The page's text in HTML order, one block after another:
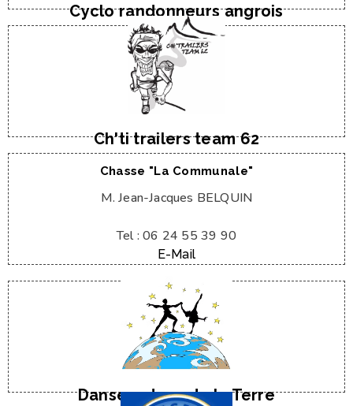
Cyclo randonneurs angrois
Ch'ti trailers team 62
Tel : 06 28 37 58 84
E-Mail
Web / Facebook
Chasse "La Communale"
M. Jean-Jacques BELQUIN
Tel : 06 24 55 39 90
E-Mail
Danse autour de la Terre
Cours de danse dès 4 ans
E-Mail